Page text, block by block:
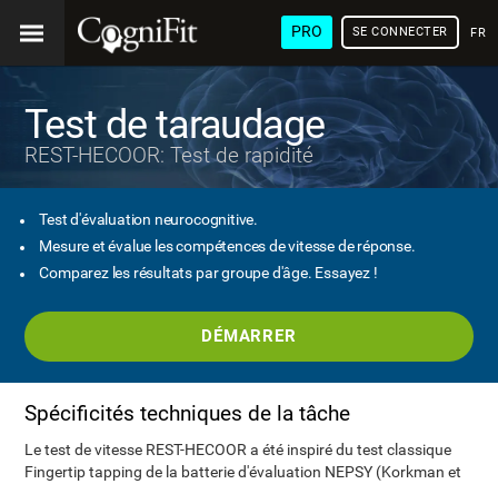
PRO SE CONNECTER
Test de taraudage
REST-HECOOR: Test de rapidité
Test d'évaluation neurocognitive.
Mesure et évalue les compétences de vitesse de réponse.
Comparez les résultats par groupe d'âge. Essayez !
DÉMARRER
Spécificités techniques de la tâche
Le test de vitesse REST-HECOOR a été inspiré du test classique
Fingertip tapping de la batterie d'évaluation NEPSY (Korkman et